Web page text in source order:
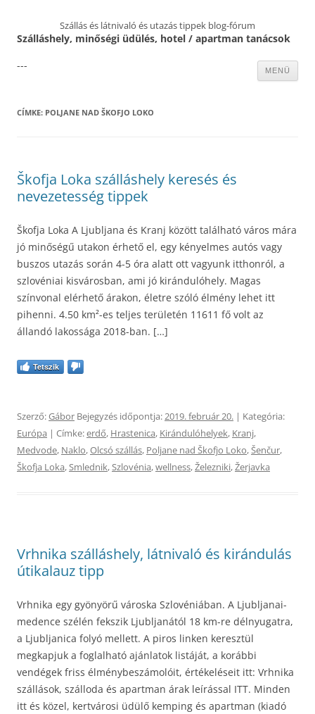
Szállás és látnivaló és utazás tippek blog-fórum
Szálláshely, minőségi üdülés, hotel / apartman tanácsok
MENÜ
---
CÍMKE: POLJANE NAD ŠKOFJO LOKO
Škofja Loka szálláshely keresés és
nevezetesség tippek
Škofja Loka A Ljubljana és Kranj között található város mára
jó minőségű utakon érhető el, egy kényelmes autós vagy
buszos utazás során 4-5 óra alatt ott vagyunk itthonról, a
szlovéniai kisvárosban, ami jó kirándulóhely. Magas
színvonal elérhető árakon, életre szóló élmény lehet itt
pihenni. 4.50 km²-es teljes területén 11611 fő volt az
állandó lakossága 2018-ban. […]
Tetszik
Szerző:Gábor Bejegyzés időpontja:2019. február 20. | Kategória:
Európa | Címke:erdő, Hrastenica, Kirándulóhelyek, Kranj,
Medvode, Naklo,Olcsó szállás, Poljane nad Škofjo Loko,Šenčur,
Škofja Loka,Smlednik,Szlovénia,wellness,Železniki,Žerjavka
Vrhnika szálláshely, látnivaló és kirándulás
útikalauz tipp
Vrhnika egy gyönyörű városka Szlovéniában. A Ljubljanai-
medence szélén fekszik Ljubljanától 18 km-re délnyugatra,
a Ljubljanica folyó mellett. A piros linken keresztül
megkapjuk a foglalható ajánlatok listáját, a korábbi
vendégek friss élménybeszámolóit, értékeléseit itt: Vrhnika
szállások, szálloda és apartman árak leírással ITT. Minden
itt és közel, kertvárosi üdülő kemping és apartman (kiadó